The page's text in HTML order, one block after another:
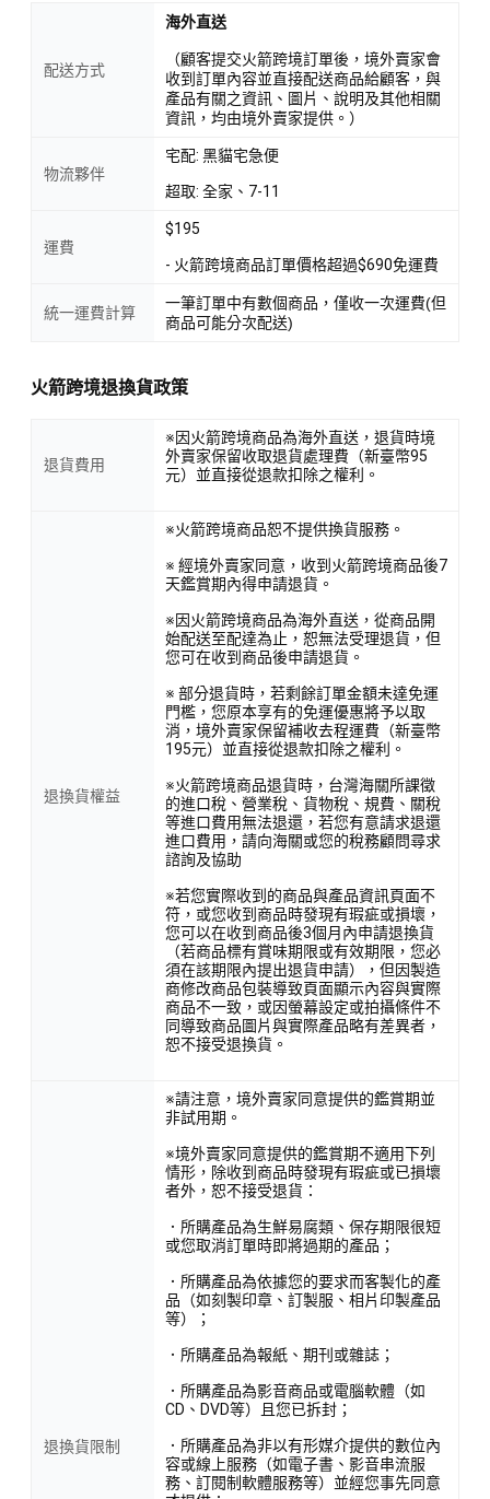
配送方式
海外直送
（顧客提交火箭跨境訂單後，境外賣家會
收到訂單內容並直接配送商品給顧客，與
產品有關之資訊、圖片、說明及其他相關
資訊，均由境外賣家提供。）
物流夥伴
宅配: 黑貓宅急便
超取: 全家、7-11
運費
$195
- 火箭跨境商品訂單價格超過$690免運費
統一運費計算
一筆訂單中有數個商品，僅收一次運費(但
商品可能分次配送)
火箭跨境退換貨政策
退貨費用
※因火箭跨境商品為海外直送，退貨時境
外賣家保留收取退貨處理費（新臺幣95
元）並直接從退款扣除之權利。
退換貨權益
※火箭跨境商品恕不提供換貨服務。
※ 經境外賣家同意，收到火箭跨境商品後7
天鑑賞期內得申請退貨。
※因火箭跨境商品為海外直送，從商品開
始配送至配達為止，恕無法受理退貨，但
您可在收到商品後申請退貨。
※ 部分退貨時，若剩餘訂單金額未達免運
門檻，您原本享有的免運優惠將予以取
消，境外賣家保留補收去程運費（新臺幣
195元）並直接從退款扣除之權利。
※火箭跨境商品退貨時，台灣海關所課徵
的進口稅、營業稅、貨物稅、規費、關稅
等進口費用無法退還，若您有意請求退還
進口費用，請向海關或您的稅務顧問尋求
諮詢及協助
※若您實際收到的商品與產品資訊頁面不
符，或您收到商品時發現有瑕疵或損壞，
您可以在收到商品後3個月內申請退換貨
（若商品標有賞味期限或有效期限，您必
須在該期限內提出退貨申請），但因製造
商修改商品包裝導致頁面顯示內容與實際
商品不一致，或因螢幕設定或拍攝條件不
同導致商品圖片與實際產品略有差異者，
恕不接受退換貨。
退換貨限制
※請注意，境外賣家同意提供的鑑賞期並
非試用期。
※境外賣家同意提供的鑑賞期不適用下列
情形，除收到商品時發現有瑕疵或已損壞
者外，恕不接受退貨：
．所購產品為生鮮易腐類、保存期限很短
或您取消訂單時即將過期的產品；
．所購產品為依據您的要求而客製化的產
品（如刻製印章、訂製服、相片印製產品
等）；
．所購產品為報紙、期刊或雜誌；
．所購產品為影音商品或電腦軟體（如
CD、DVD等）且您已拆封；
．所購產品為非以有形媒介提供的數位內
容或線上服務（如電子書、影音串流服
務、訂閱制軟體服務等）並經您事先同意